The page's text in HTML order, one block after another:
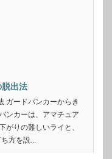
出法
ガードバンカーからき
ンカーは、アマチュア
がりの難しいライと、
方を説...